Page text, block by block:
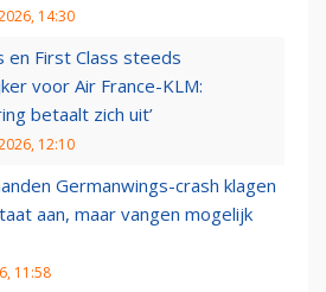
14:30
en First Class steeds
voor Air France-KLM:
betaalt zich uit’
12:10
Germanwings-crash klagen
aan, maar vangen mogelijk
11:58